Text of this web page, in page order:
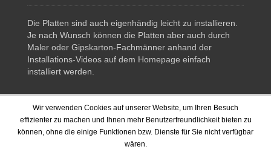
Die Platten sind auch eigenhändig leicht zu installieren.
Je nach Wunsch können die Platten aber auch durch
Maler oder Gipskarton-Fachmänner anhand der
Installations-Videos auf dem Homepage einfach
installiert werden.
Wir verwenden Cookies auf unserer Website, um Ihren Besuch
effizienter zu machen und Ihnen mehr Benutzerfreundlichkeit bieten zu
können, ohne die einige Funktionen bzw. Dienste für Sie nicht verfügbar
wären.